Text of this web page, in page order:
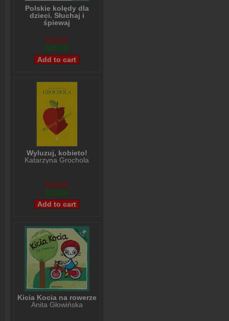
Polskie kolędy dla
dzieci. Słuchaj i
śpiewaj
$26,00
$25,00
Wyluzuj, kobieto!
Katarzyna Grochola
$25,00
$20,00
Kicia Kocia na rowerze
Anita Głowińska